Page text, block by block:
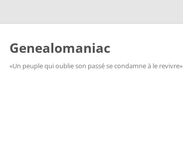
Aller
Genealomaniac
«Un peuple qui oublie son passé se condamne à le revivre»